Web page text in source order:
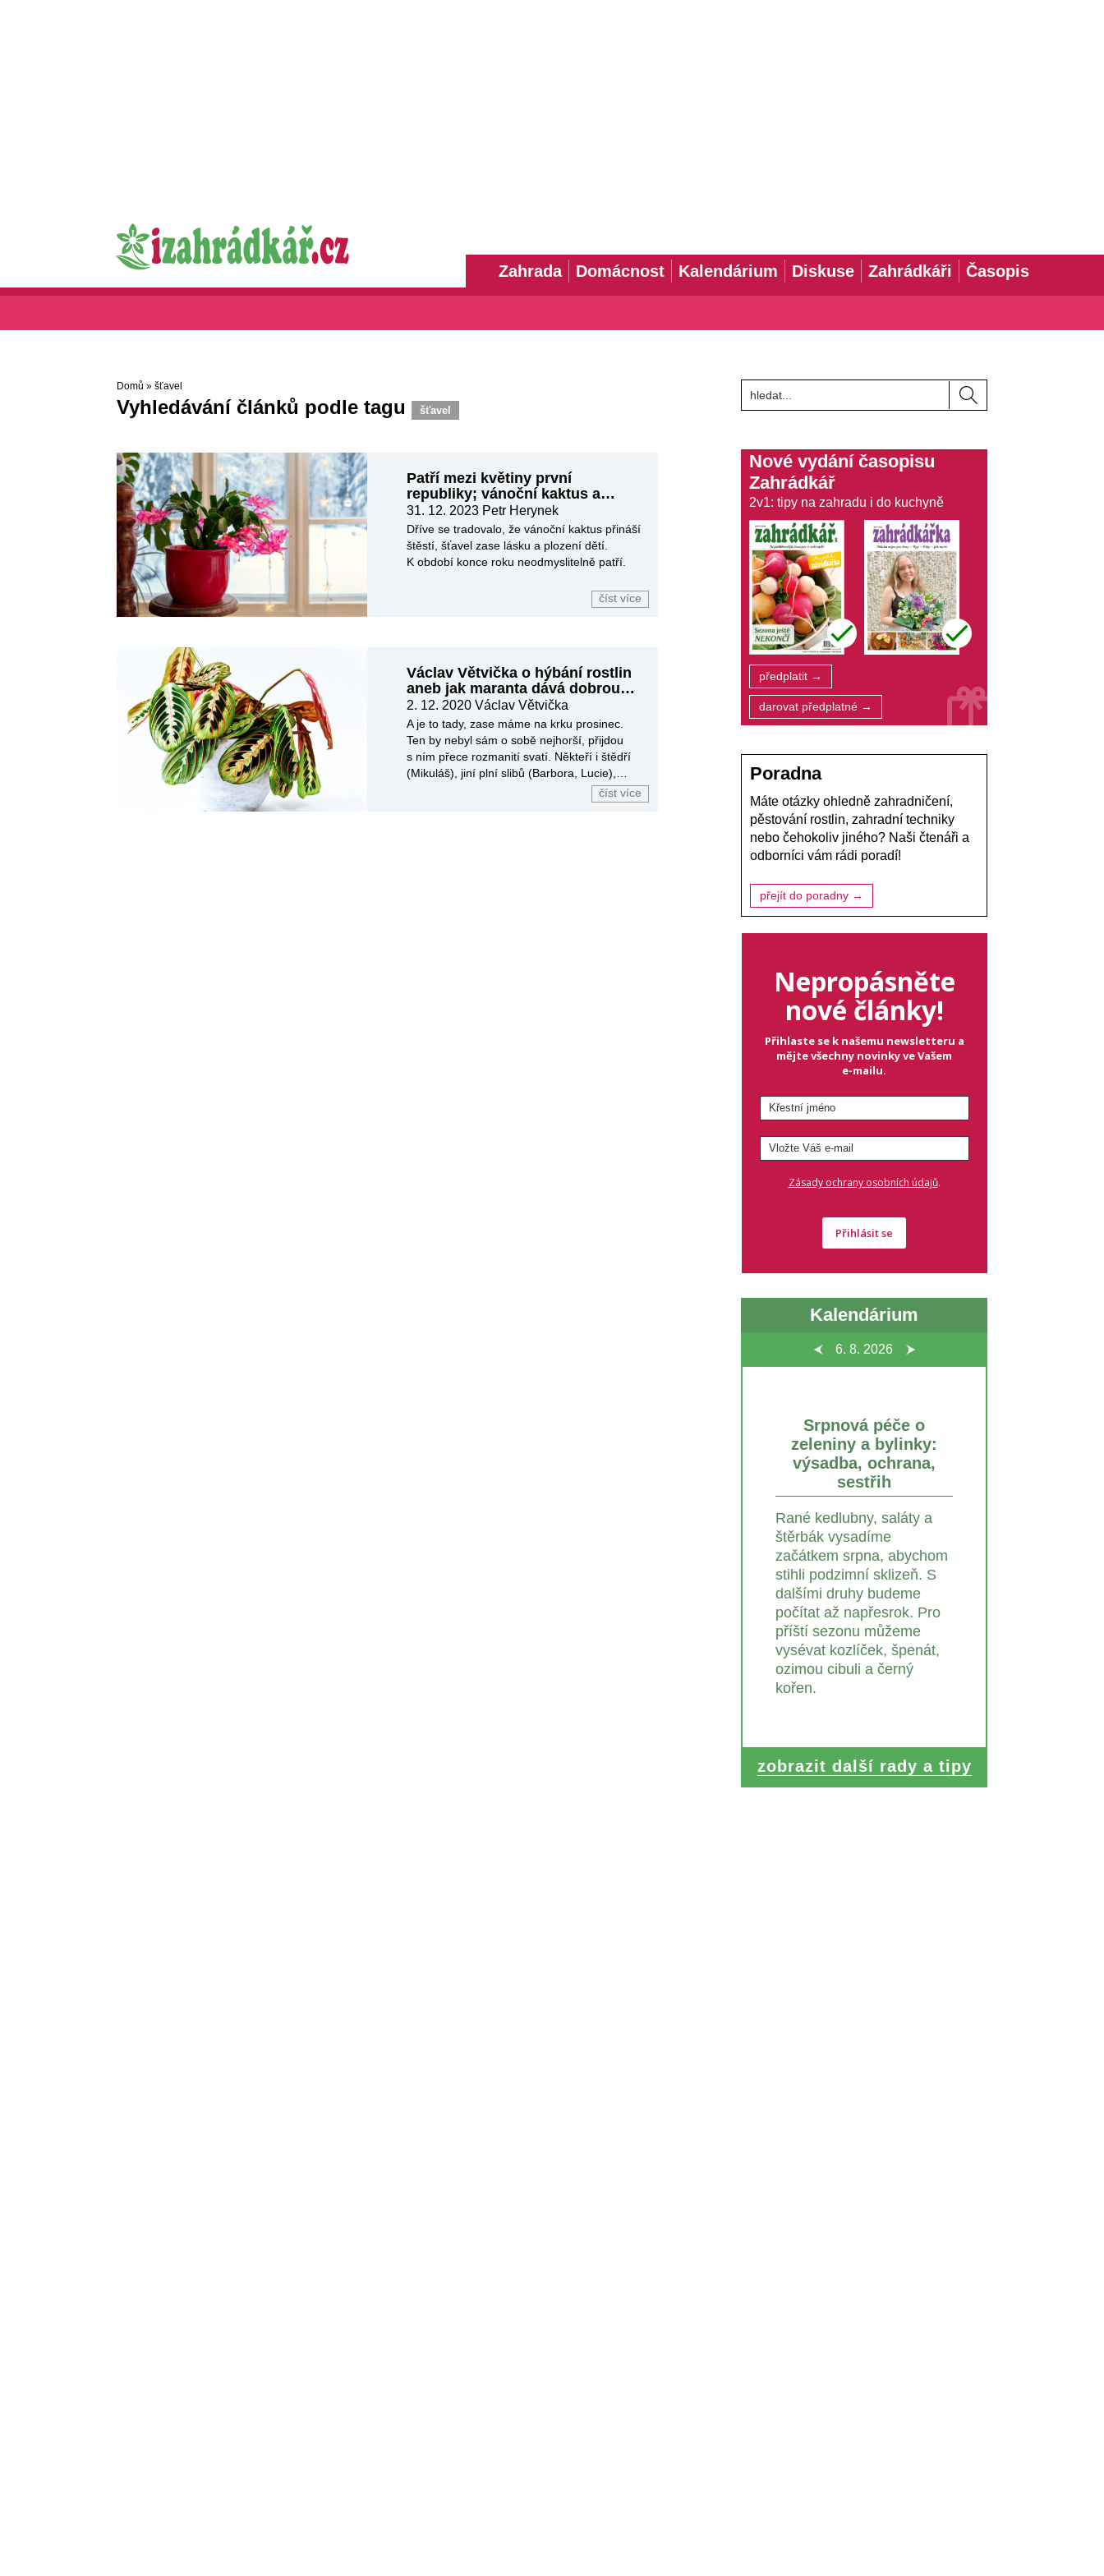
Zahrada Domácnost Kalendárium Diskuse Zahrádkáři Časopis
Domů » šťavel
Vyhledávání článků podle tagu šťavel
Patří mezi květiny první
republiky; vánoční kaktus a
šťavel Deppeův
31. 12. 2023 Petr Herynek
Dříve se tradovalo, že vánoční kaktus přináší
štěstí, šťavel zase lásku a plození dětí.
K období konce roku neodmyslitelně patří.
číst více
Václav Větvička o hýbání rostlin
aneb jak maranta dává dobrou
noc
2. 12. 2020Václav Větvička
A je to tady, zase máme na krku prosinec.
Ten by nebyl sám o sobě nejhorší, přijdou
s ním přece rozmanití svatí. Někteří i štědří
(Mikuláš), jiní plní slibů (Barbora, Lucie),
číst více
Nové vydání časopisu
Zahrádkář
2v1: tipy na zahradu i do kuchyně
předplatit →
darovat předplatné →
Poradna
Máte otázky ohledně zahradničení,
pěstování rostlin, zahradní techniky
nebo čehokoliv jiného? Naši čtenáři a
odborníci vám rádi poradí!
přejít do poradny →
Nepropásněte
nové články!
Přihlaste se k našemu newsletteru a
mějte všechny novinky ve Vašem
e-mailu.
Zásady ochrany osobních údajů.
Přihlásit se
Kalendárium
6. 8. 2026
Srpnová péče o
zeleniny a bylinky:
výsadba, ochrana,
sestřih
Rané kedlubny, saláty a
štěrbák vysadíme
začátkem srpna, abychom
stihli podzimní sklizeň. S
dalšími druhy budeme
počítat až napřesrok. Pro
příští sezonu můžeme
vysévat kozlíček, špenát,
ozimou cibuli a černý
kořen.
zobrazit další rady a tipy